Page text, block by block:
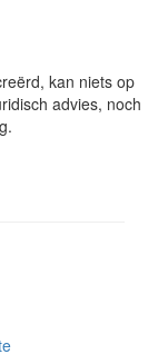
kan niets op
advies, noch